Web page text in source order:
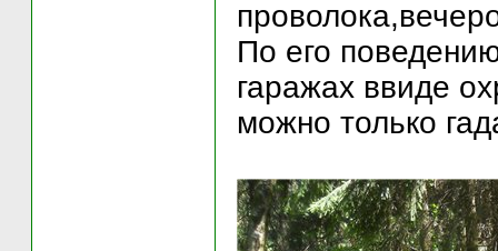
По его
гаражах ввиде
можно только